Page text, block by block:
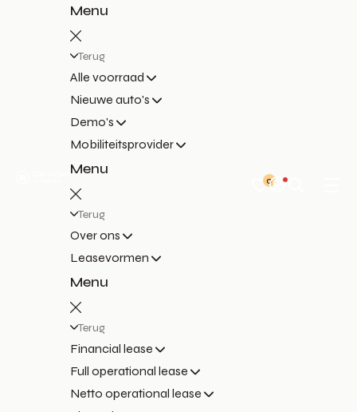
Menu
Terug
Alle voorraad
Nieuwe auto's
Demo's
Mobiliteitsprovider
Menu
Terug
Over ons
Leasevormen
Menu
Terug
Financial lease
Full operational lease
Netto operational lease
0